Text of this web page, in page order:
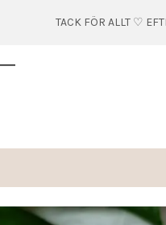
TACK FÖR ALLT ♡